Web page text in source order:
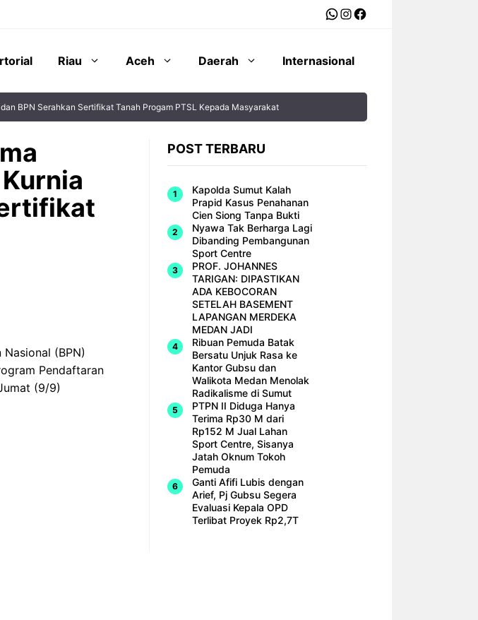
WhatsApp
Instagram
Facebook
Riau Aceh Daerah Internasional
BPN Serahkan Sertifikat Tanah Progam PTSL Kepada Masyarakat
(BPN)
Pendaftaran
(9/9)
POST TERBARU
Kapolda Sumut Kalah
Prapid Kasus Penahanan
Cien Siong Tanpa Bukti
Nyawa Tak Berharga Lagi
Dibanding Pembangunan
Sport Centre
PROF. JOHANNES
TARIGAN: DIPASTIKAN
ADA KEBOCORAN
SETELAH BASEMENT
LAPANGAN MERDEKA
MEDAN JADI
Ribuan Pemuda Batak
Bersatu Unjuk Rasa ke
Kantor Gubsu dan
Walikota Medan Menolak
Radikalisme di Sumut
PTPN II Diduga Hanya
Terima Rp30 M dari
Rp152 M Jual Lahan
Sport Centre, Sisanya
Jatah Oknum Tokoh
Pemuda
Ganti Afifi Lubis dengan
Arief, Pj Gubsu Segera
Evaluasi Kepala OPD
Terlibat Proyek Rp2,7T